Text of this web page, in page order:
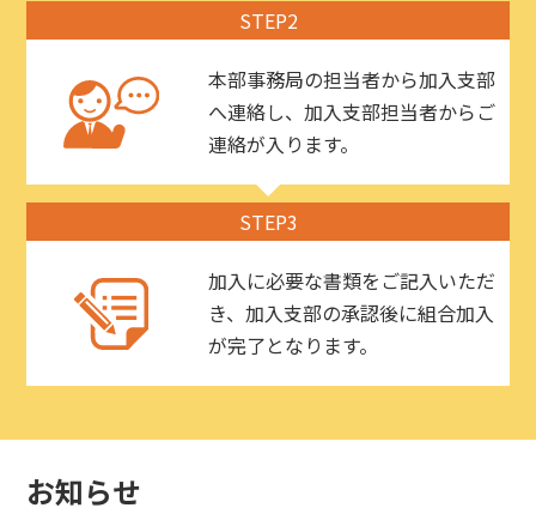
STEP2
本部事務局の担当者から加入支部
へ連絡し、加入支部担当者からご
連絡が入ります。
STEP3
加入に必要な書類をご記入いただ
き、加入支部の承認後に組合加入
が完了となります。
お知らせ